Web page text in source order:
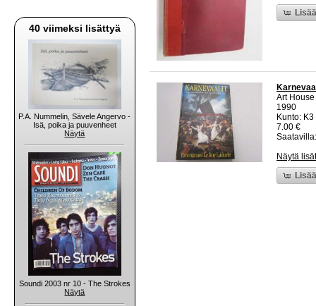
40 viimeksi lisättyä
P.A. Nummelin, Sävele Angervo -
Isä, poika ja puuvenheet
Näytä
Soundi 2003 nr 10 - The Strokes
Näytä
Art House
1990
Kunto:
7.00 €
Näytä